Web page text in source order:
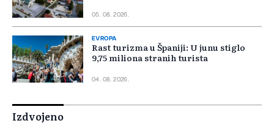
05. 08. 2026.
EVROPA
Rast turizma u Španiji: U junu stiglo
9,75 miliona stranih turista
04. 08. 2026.
Izdvojeno